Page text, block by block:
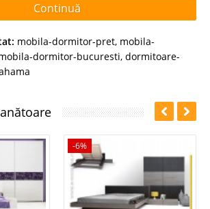
Continuă
mobila-dormitor-pret, mobila-
dormitor-bucuresti, dormitoare-
-6%